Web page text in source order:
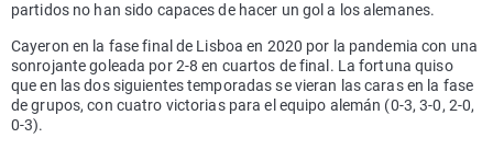
partidos no han sido capaces de hacer un gol a los alemanes.
Cayeron en la fase final de Lisboa en 2020 por la pandemia con una
sonrojante goleada por 2-8 en cuartos de final. La fortuna quiso
que en las dos siguientes temporadas se vieran las caras en la fase
de grupos, con cuatro victorias para el equipo alemán (0-3, 3-0, 2-0,
0-3).